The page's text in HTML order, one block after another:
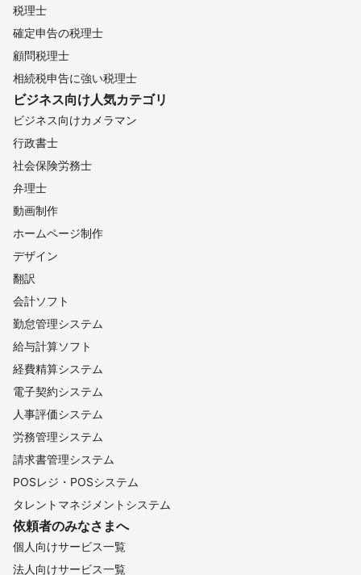
税理士
確定申告の税理士
顧問税理士
相続税申告に強い税理士
ビジネス向け人気カテゴリ
ビジネス向けカメラマン
行政書士
社会保険労務士
弁理士
動画制作
ホームページ制作
デザイン
翻訳
会計ソフト
勤怠管理システム
給与計算ソフト
経費精算システム
電子契約システム
人事評価システム
労務管理システム
請求書管理システム
POSレジ・POSシステム
タレントマネジメントシステム
依頼者のみなさまへ
個人向けサービス一覧
法人向けサービス一覧